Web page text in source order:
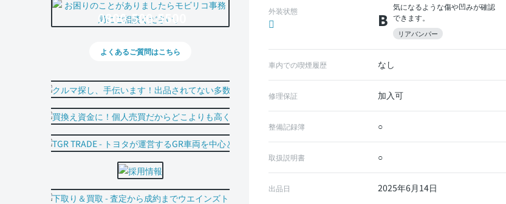
外装状態 B
気になるような傷や凹みが確認
できます。
リアバンパー
車内での喫煙履歴 なし
修理保証 加入可
整備記録簿 ○
取扱説明書 ○
出品日 2025年6月14日
0800-500-5500
よくあるご質問はこちら